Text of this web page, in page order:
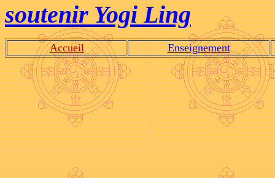
soutenir Yogi Ling
Accueil Enseignement